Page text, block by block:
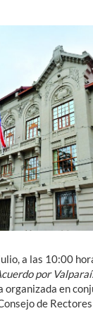
a las 10:00
por
organizada en
de